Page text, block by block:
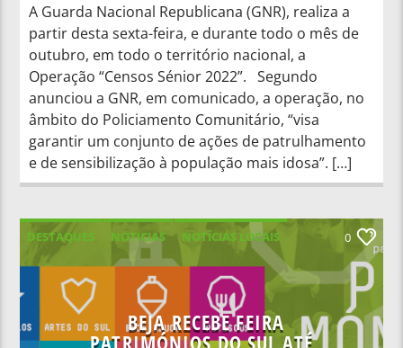
A Guarda Nacional Republicana (GNR), realiza a
partir desta sexta-feira, e durante todo o mês de
outubro, em todo o território nacional, a
Operação “Censos Sénior 2022”. Segundo
anunciou a GNR, em comunicado, a operação, no
âmbito do Policiamento Comunitário, “visa
garantir um conjunto de ações de patrulhamento
e de sensibilização à população mais idosa”. […]
DESTAQUES NOTICIAS
NOTÍCIAS LOCAIS
NOTÍCIAS NACIONAIS
0
BEJA RECEBE FEIRA